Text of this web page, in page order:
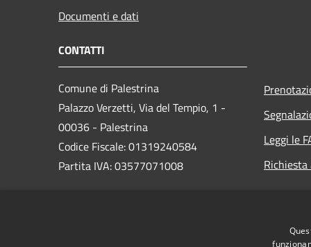
Documenti e dati
CONTATTI
Comune di Palestrina
Palazzo Verzetti, Via del Tempio, 1 -
00036 - Palestrina
Codice Fiscale: 01319240584
Partita IVA: 03577071008
Leggi le